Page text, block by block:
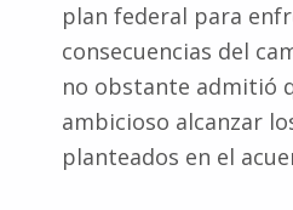
plan federal para
consecuencias del
no obstante admitió
ambicioso alcanzar
planteados en el